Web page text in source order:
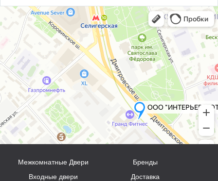
Межкомнатные Двери
Входные двери
Бренды
Доставка